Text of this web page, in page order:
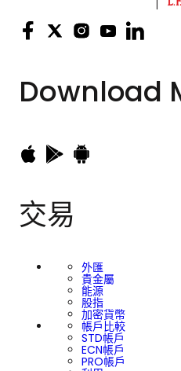
Markets 擴
力、鞏固市
策略之一，
身於具意義
特別是那些
球弱勢與高
的項目。透
格，EC
員其資源與
持提供教育
Download
交易
外匯
貴金屬
能源
股指
加密貨幣
帳戶比較
STD帳戶
ECN帳戶
PRO帳戶